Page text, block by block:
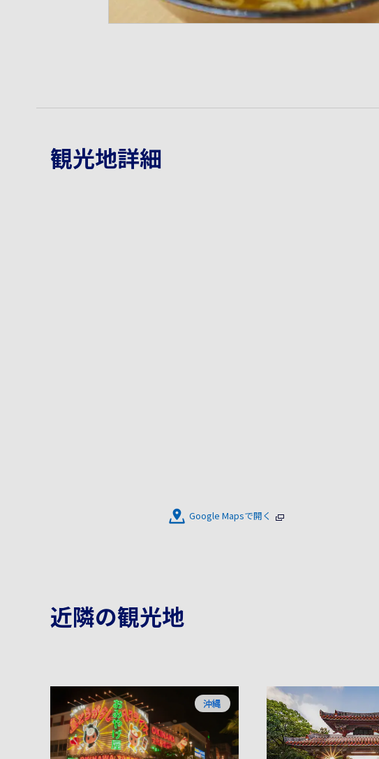
観光地詳細
Google Mapsで開く
近隣の観光地
沖縄